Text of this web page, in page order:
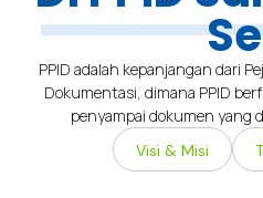
PPID adalah kepanjangan dari
Dokumentasi, dimana PPID
penyampai dokumen yang
Visi & Misi